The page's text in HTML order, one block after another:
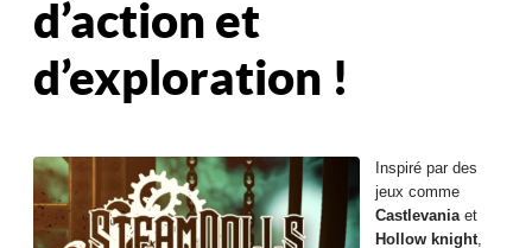
d’action et
d’exploration !
Inspiré par des
jeux comme
Castlevaniaet
Hollow knight,